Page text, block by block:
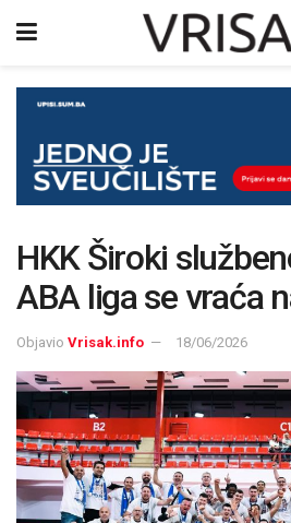
HKK Široki
ABA liga se vraća
Objavio Vrisak.info 18/06/2026